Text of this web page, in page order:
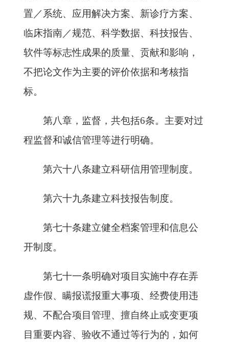
置／系统、应用解决方案、新诊疗方案、
临床指南／规范、科学数据、科技报告、
软件等标志性成果的质量、贡献和影响，
不把论文作为主要的评价依据和考核指
标。
第八章，监督，共包括6条。主要对过
程监督和诚信管理等进行明确。
第六十八条建立科研信用管理制度。
第六十九条建立科技报告制度。
第七十条建立健全档案管理和信息公
开制度。
第七十一条明确对项目实施中存在弄
虚作假、瞒报谎报重大事项、经费使用违
规、不配合项目管理、擅自终止或变更项
目重要内容、验收不通过等行为的，如何